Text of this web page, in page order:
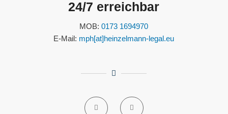
24/7 erreichbar
MOB:0173 1694970
E-Mail: mph[at]heinzelmann-legal.eu